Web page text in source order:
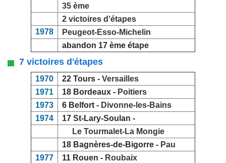
35 ème
2 victoires d'étapes
1978
Peugeot-Esso-Michelin
abandon 17 ème étape
7 victoires d'étapes
1970 22 Tours - Versailles
1971
18 Bordeaux - Poitiers
1973
6 Belfort - Divonne-les-Bains
1974
17 St-Lary-Soulan -
Le Tourmalet-La Mongie
18 Bagnères-de-Bigorre - Pau
1977
11 Rouen - Roubaix